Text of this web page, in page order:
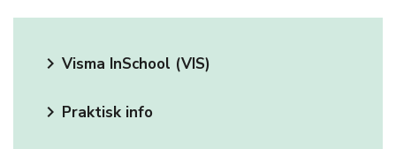
keyboard_arrow_right Visma InSchool (VIS)
keyboard_arrow_right Praktisk info